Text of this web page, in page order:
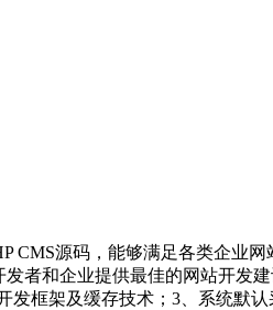
CMS源码，能够满足各类企业
者和企业提供最佳的网站开发
框架及缓存技术；3、系统默认